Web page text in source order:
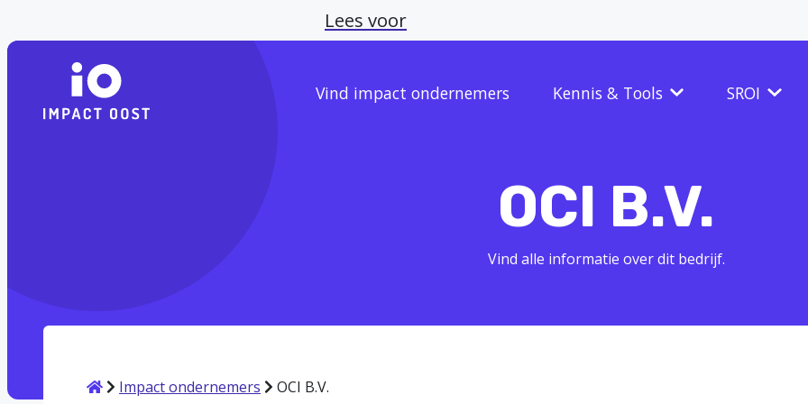
Lees voor
Vind impact ondernemers Kennis & Tools SROI
OCI B.V.
Vind alle informatie over dit bedrijf.
HomeImpact ondernemers OCI B.V.